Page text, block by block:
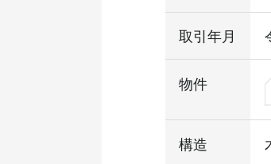
取引年月
物件
構造